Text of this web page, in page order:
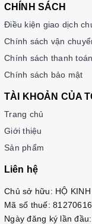
CHÍNH SÁCH
Điều kiện giao dịch
Chính sách vận
Chính sách thanh toán
Chính sách bảo mật
TÀI KHOẢN CỦA
Trang chủ
Giới thiệu
Sản phẩm
Liên hệ
Chủ sở hữu: HỘ
Mã số thuế:
Ngày đăng ký lần